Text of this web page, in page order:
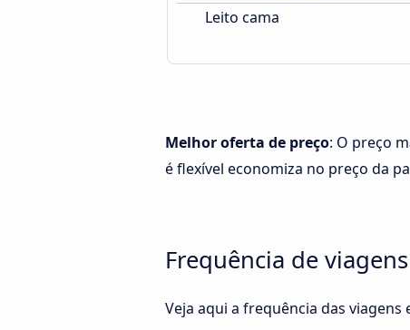
Leito cama
Melhor oferta de preço: O preço
é flexível economiza no preço da
Frequência de
Veja aqui a frequência das viagens